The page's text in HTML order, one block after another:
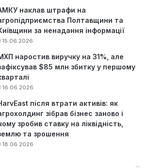
наклав штрафи на
Полтавщини та
за ненадання інформації
15.06.2026
наростив виручку на 31%, але
$85 млн збитку у першому
16.06.2026
після втрати активів: як
зібрав бізнес заново і
зробив ставку на ліквідність,
та зрошення
18.06.2026